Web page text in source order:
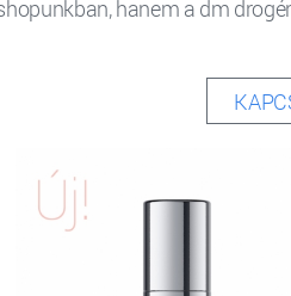
hanem a dm